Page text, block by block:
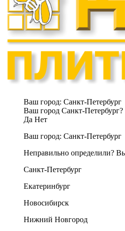
Ваш город: Санкт-Петербург
Ваш город Санкт-Петербург?
Да Нет
Ваш город: Санкт-Петербург
Неправильно определили?
Санкт-Петербург
Екатеринбург
Новосибирск
Нижний Новгород